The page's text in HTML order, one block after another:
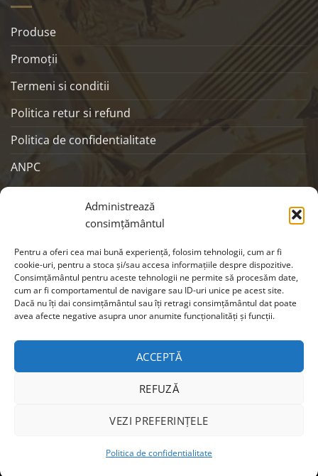
Administrează
consimțământul
Pentru a oferi cea mai bună experiență, folosim tehnologii, cum ar fi
cookie-uri, pentru a stoca și/sau accesa informațiile despre dispozitive.
Consimțământul pentru aceste tehnologii ne permite să procesăm date,
cum ar fi comportamentul de navigare sau ID-uri unice pe acest site.
Dacă nu îți dai consimțământul sau îți retragi consimțământul dat poate
avea afecte negative asupra unor anumite funcționalități și funcții.
ACCEPTĂ
REFUZĂ
VEZI PREFERINȚELE
Politica de confidentialitate
Produse
Promoţii
Termeni si conditii
Politica retur si refund
Politica de confidentialitate
ANPC
Visa MasterCard
Cash
preferintele cookie